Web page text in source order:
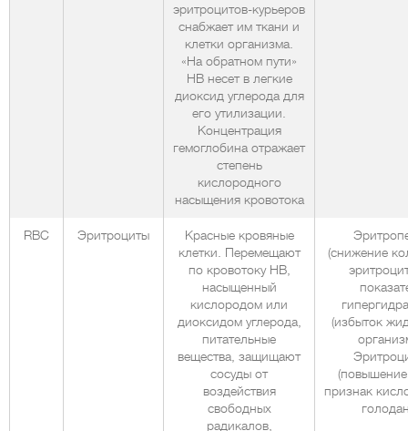
эритроцитов-курьеров
снабжает им ткани и
клетки организма.
«На обратном пути»
НВ несет в легкие
диоксид углерода для
его утилизации.
Концентрация
гемоглобина отражает
степень
кислородного
насыщения кровотока
RBC Эритроциты
Красные кровяные
клетки. Перемещают
по кровотоку НВ,
насыщенный
кислородом или
диоксидом углерода,
питательные
вещества, защищают
сосуды от
воздействия
свободных
радикалов,
(снижение
(избыток
(повышение
признак